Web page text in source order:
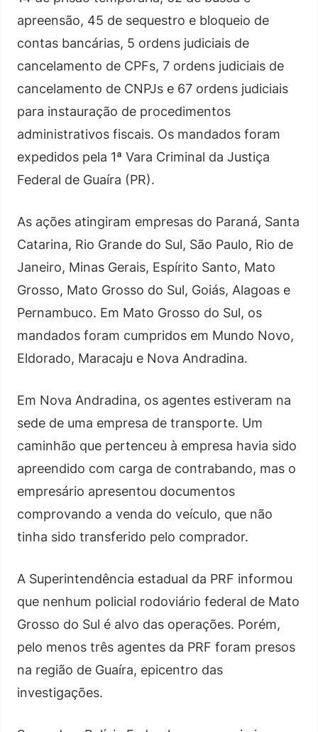
apreensão, 45 de sequestro e bloqueio de
contas bancárias, 5 ordens judiciais de
cancelamento de CPFs, 7 ordens judiciais de
cancelamento de CNPJs e 67 ordens judiciais
para instauração de procedimentos
administrativos fiscais. Os mandados foram
expedidos pela 1ª Vara Criminal da Justiça
Federal de Guaíra (PR).
As ações atingiram empresas do Paraná, Santa
Catarina, Rio Grande do Sul, São Paulo, Rio de
Janeiro, Minas Gerais, Espírito Santo, Mato
Grosso, Mato Grosso do Sul, Goiás, Alagoas e
Pernambuco. Em Mato Grosso do Sul, os
mandados foram cumpridos em Mundo Novo,
Eldorado, Maracaju e Nova Andradina.
Em Nova Andradina, os agentes estiveram na
sede de uma empresa de transporte. Um
caminhão que pertenceu à empresa havia sido
apreendido com carga de contrabando, mas o
empresário apresentou documentos
comprovando a venda do veículo, que não
tinha sido transferido pelo comprador.
A Superintendência estadual da PRF informou
que nenhum policial rodoviário federal de Mato
Grosso do Sul é alvo das operações. Porém,
pelo menos três agentes da PRF foram presos
na região de Guaíra, epicentro das
investigações.